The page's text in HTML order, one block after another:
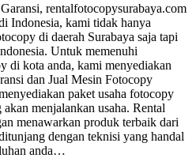
rentalfotocopysurabaya.com
Indonesia, kami tidak hanya
di daerah Surabaya saja tapi
Untuk memenuhi
di kota anda, kami menyediakan
dan Jual Mesin Fotocopy
paket usaha fotocopy
menjalankan usaha. Rental
menawarkan produk terbaik dari
dengan teknisi yang handal
anda…